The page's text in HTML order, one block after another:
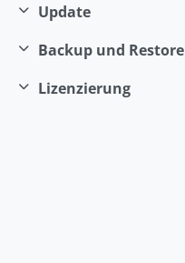
Einklappen
Update
Einklappen
Backup und Restore
Einklappen
Lizenzierung